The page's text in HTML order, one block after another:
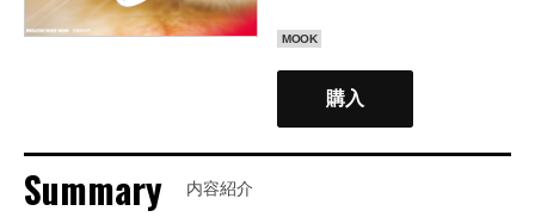
MOOK
購入
Summary 内容紹介